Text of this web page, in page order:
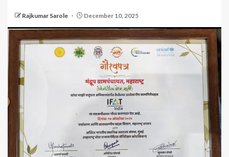
Rajkumar Sarole December 10, 2025